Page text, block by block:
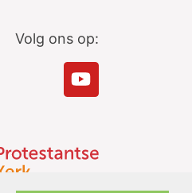
Volg ons op: